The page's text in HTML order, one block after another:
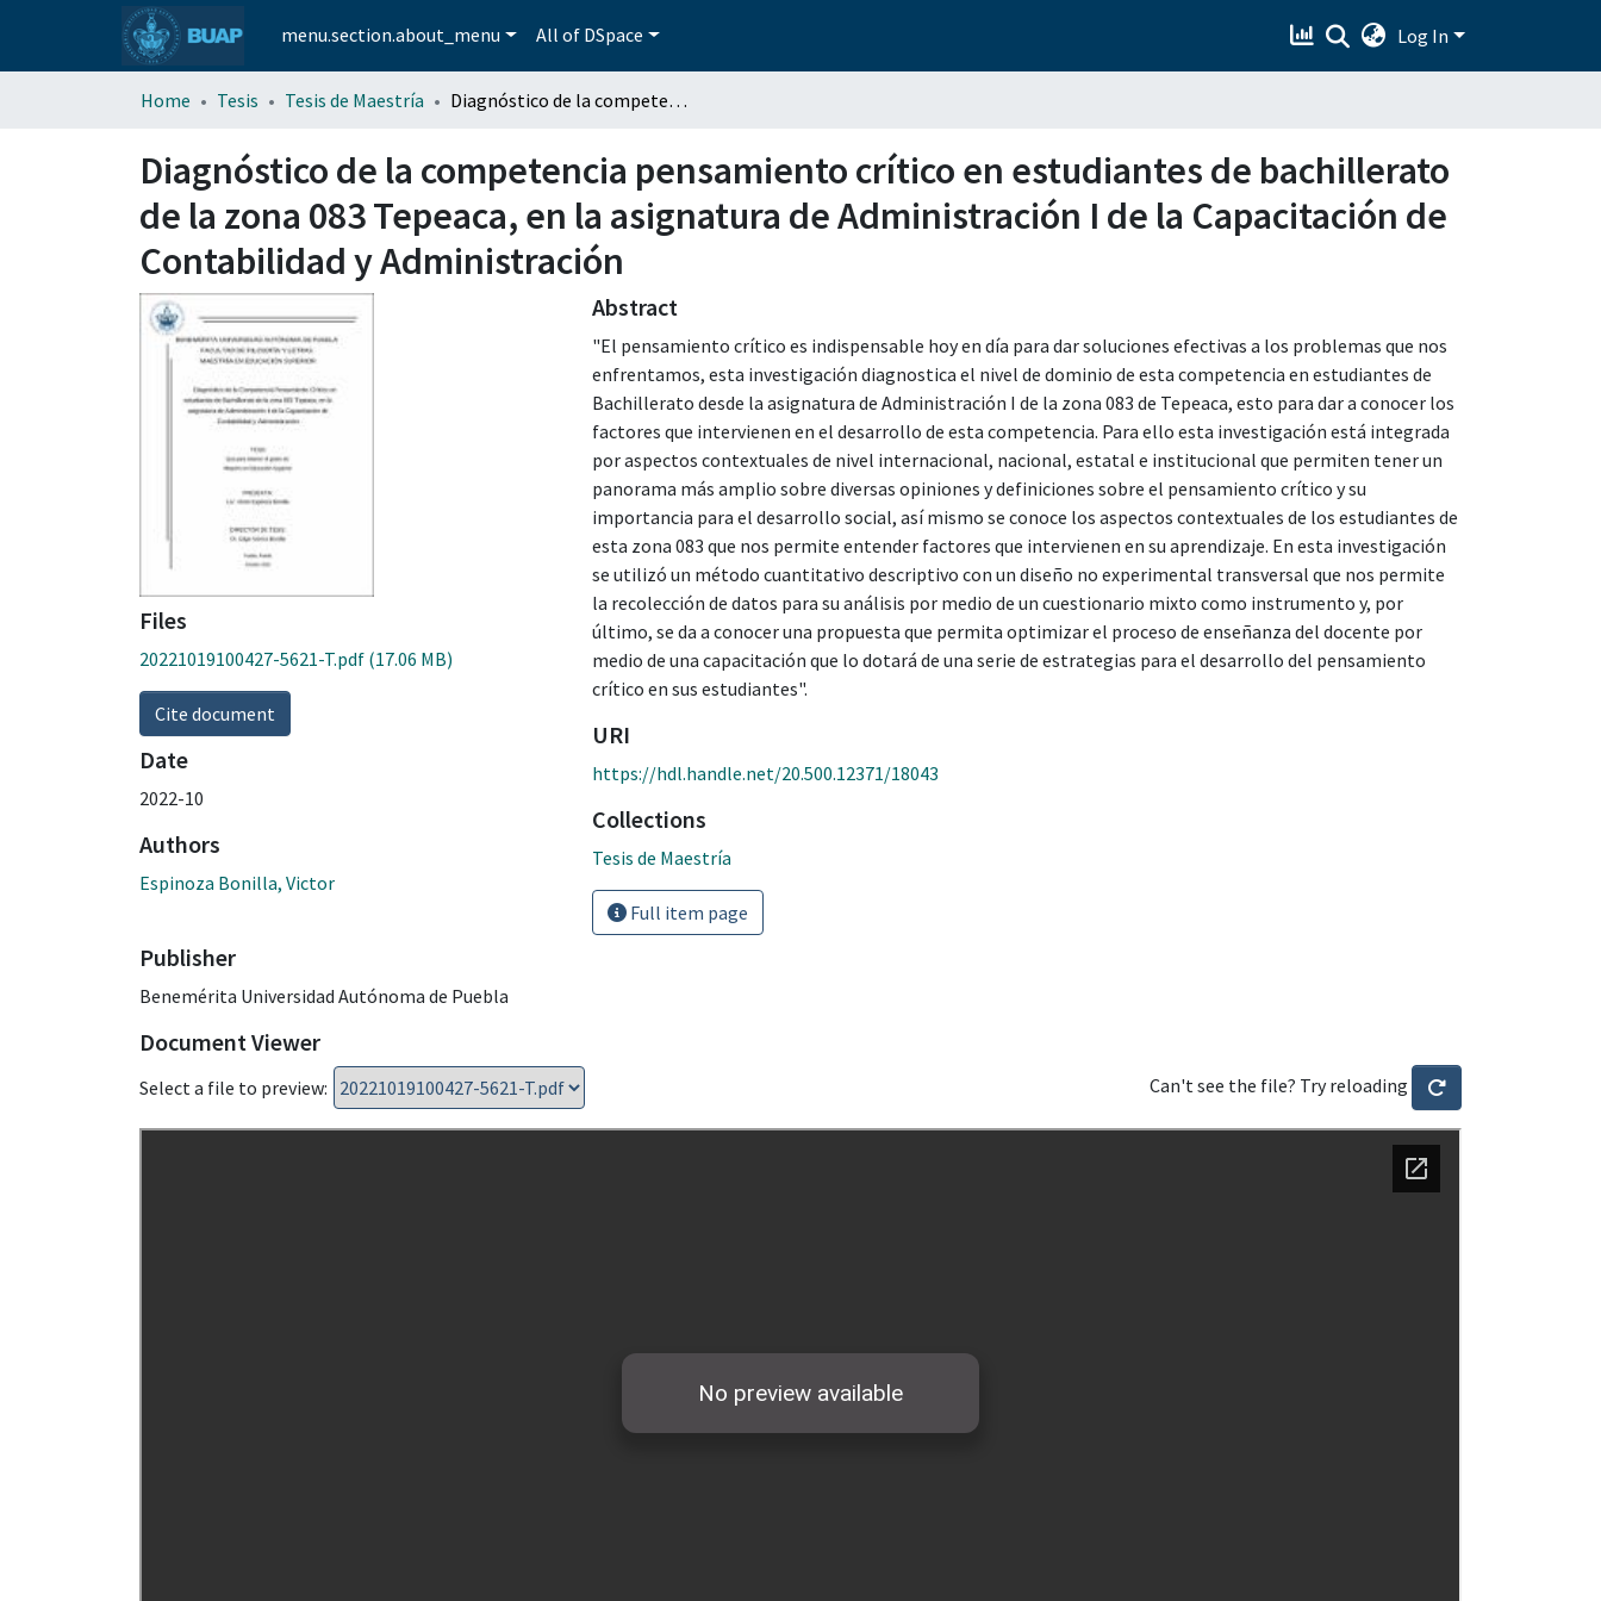
menu.section.about_menu All of DSpace Log In
Home Tesis Tesis de Maestría Diagnóstico de la competencia pensamiento crítico en estudiantes de bachillerato de la zona 083 Tepeaca, en la asignatura de Administración I de la Capacitación de Contabilidad y Administración
Diagnóstico de la competencia pensamiento crítico en estudiantes de bachillerato
de la zona 083 Tepeaca, en la asignatura de Administración I de la Capacitación de
Contabilidad y Administración
Files
20221019100427-5621-T.pdf (17.06 MB)
Cite document
Date
2022-10
Authors
Espinoza Bonilla, Victor
Publisher
Benemérita Universidad Autónoma de Puebla
Abstract
"El pensamiento crítico es indispensable hoy en día para dar soluciones efectivas a los problemas que nos
enfrentamos, esta investigación diagnostica el nivel de dominio de esta competencia en estudiantes de
Bachillerato desde la asignatura de Administración I de la zona 083 de Tepeaca, esto para dar a conocer los
factores que intervienen en el desarrollo de esta competencia. Para ello esta investigación está integrada
por aspectos contextuales de nivel internacional, nacional, estatal e institucional que permiten tener un
panorama más amplio sobre diversas opiniones y definiciones sobre el pensamiento crítico y su
importancia para el desarrollo social, así mismo se conoce los aspectos contextuales de los estudiantes de
esta zona 083 que nos permite entender factores que intervienen en su aprendizaje. En esta investigación
se utilizó un método cuantitativo descriptivo con un diseño no experimental transversal que nos permite
la recolección de datos para su análisis por medio de un cuestionario mixto como instrumento y, por
último, se da a conocer una propuesta que permita optimizar el proceso de enseñanza del docente por
medio de una capacitación que lo dotará de una serie de estrategias para el desarrollo del pensamiento
crítico en sus estudiantes".
URI
https://hdl.handle.net/20.500.12371/18043
Collections
Tesis de Maestría
Full item page
Document Viewer
Select a file to preview: Can't see the file? Try reloading